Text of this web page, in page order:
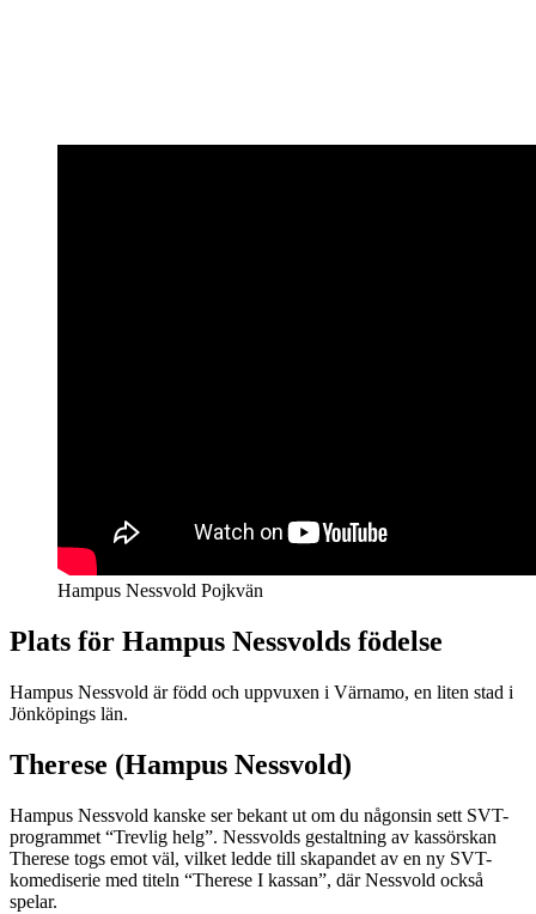
Hampus Nessvold Pojkvän
Plats för Hampus Nessvolds födelse
Hampus Nessvold är född och uppvuxen i Värnamo, en liten stad i
Jönköpings län.
Therese (Hampus Nessvold)
Hampus Nessvold kanske ser bekant ut om du någonsin sett SVT-
programmet “Trevlig helg”. Nessvolds gestaltning av kassörskan
Therese togs emot väl, vilket ledde till skapandet av en ny SVT-
komediserie med titeln “Therese I kassan”, där Nessvold också
spelar.